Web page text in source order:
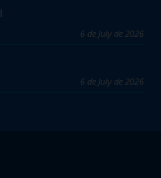
6 de July de 2026
6 de July de 2026